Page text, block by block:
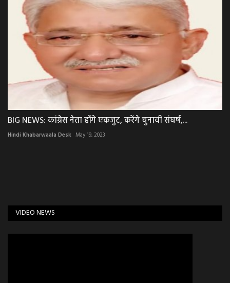
BIG NEWS: कांग्रेस नेता होंगे एकजुट, करेंगे चुनावी संघर्ष,...
Hindi Khabarwaala Desk May 19, 2023
VIDEO NEWS